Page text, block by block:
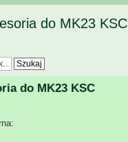
do MK23 KSC
do MK23 KSC